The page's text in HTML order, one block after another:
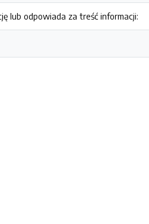
lub odpowiada za treść informacji: